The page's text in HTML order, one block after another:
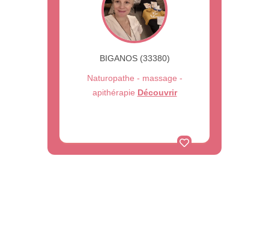
BIGANOS (33380)
Naturopathe - massage -
apithérapie Découvrir